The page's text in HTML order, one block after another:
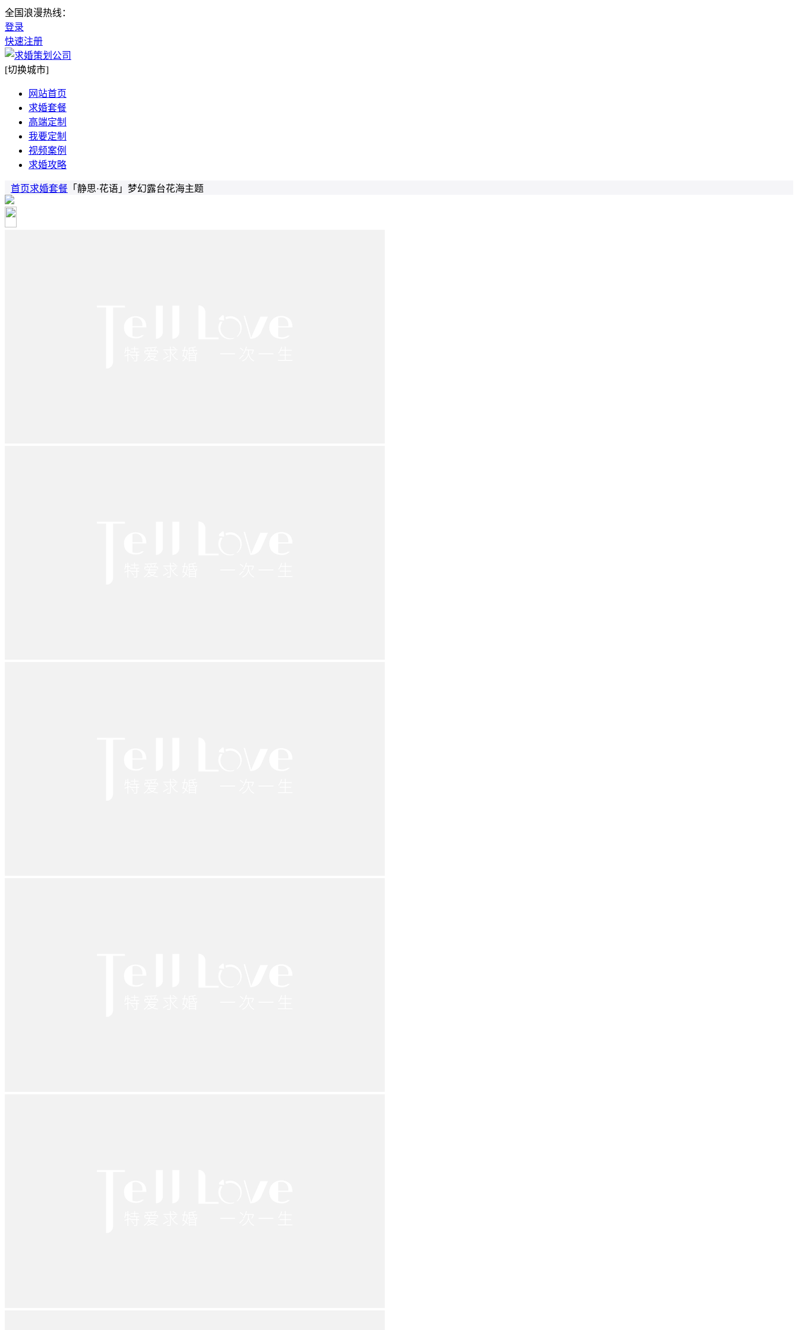
全国浪漫热线：
登录
快速注册
[切换城市]
网站首页
求婚套餐
高端定制
我要定制
视频案例
求婚攻略
首页求婚套餐 「静思·花语」梦幻露台花海主题